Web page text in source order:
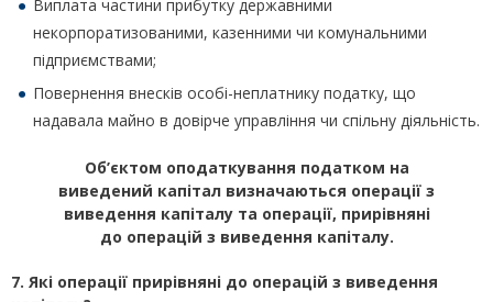
Виплата частини прибутку державними
некорпоратизованими, казенними чи комунальними
підприємствами;
Повернення внесків особі-неплатнику податку, що
надавала майно в довірче управління чи спільну діяльність.
Об’єктом оподаткування податком на
виведений капітал визначаються операції з
виведення капіталу та операції, прирівняні
до операцій з виведення капіталу.
7. Які операції прирівняні до операцій з виведення